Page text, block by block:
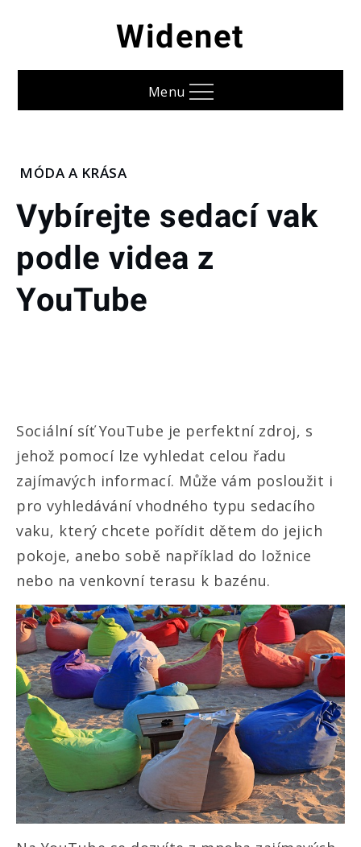
Widenet
Menu
Home
a
krása
Vybírejte
sedací
vak
podle
MÓDA A KRÁSA
Vybírejte sedací vak
podle videa z
YouTube
Sociální síť YouTube je perfektní zdroj, s
jehož pomocí lze vyhledat celou řadu
zajímavých informací. Může vám posloužit i
pro vyhledávání vhodného typu sedacího
vaku, který chcete pořídit dětem do jejich
pokoje, anebo sobě například do ložnice
nebo na venkovní terasu k bazénu.